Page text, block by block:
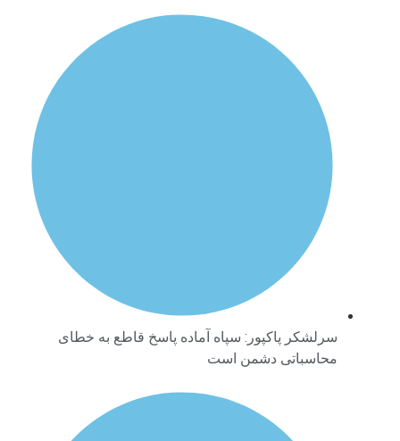
سرلشکر پاکپور: سپاه آماده پاسخ قاطع به خطای
محاسباتی دشمن است